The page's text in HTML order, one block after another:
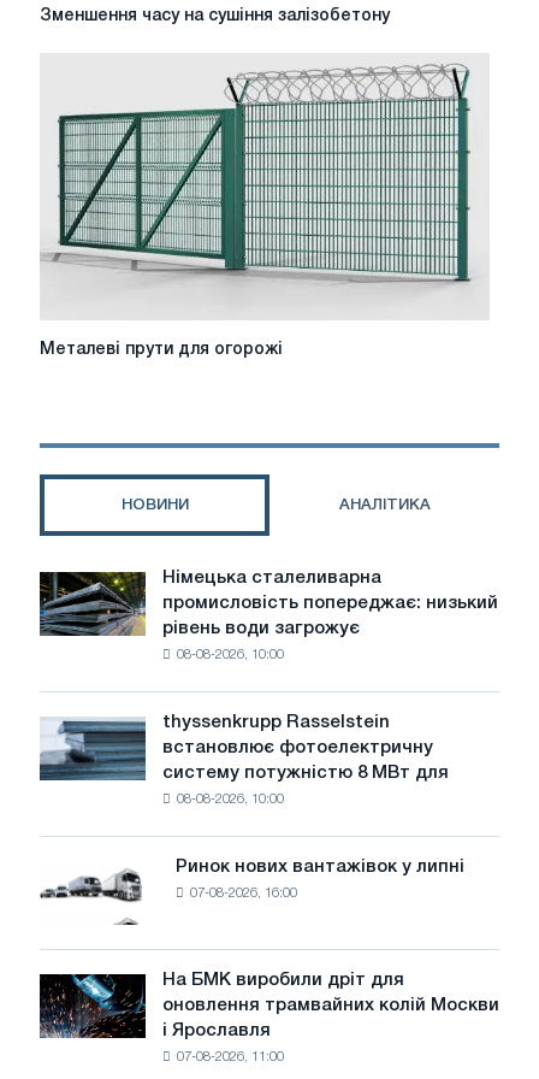
Зменшення
Зменшення часу на сушіння залізобетону
Металеві
Металеві прути для огорожі
НОВИНИ АНАЛІТИКА
Німецька
сталеливарна
промисловість
води
загрожує
безпеці
Німецька сталеливарна
промисловість попереджає: низький
рівень води загрожує
08-08-2026, 10:00
thyssenkrupp
Rasselstein
встановлює
фотоелектричну
досягнення
цілей
декарбонізації
thyssenkrupp Rasselstein
встановлює фотоелектричну
систему потужністю 8 МВт для
08-08-2026, 10:00
Ринок
нових
вантажівок
у
липні
Ринок нових вантажівок у липні
07-08-2026, 16:00
На
БМК
виробили
На БМК виробили дріт для
оновлення трамвайних колій Москви
і Ярославля
07-08-2026, 11:00